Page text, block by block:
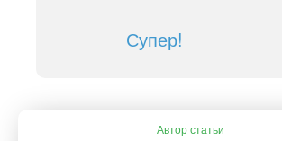
Супер!
Автор статьи